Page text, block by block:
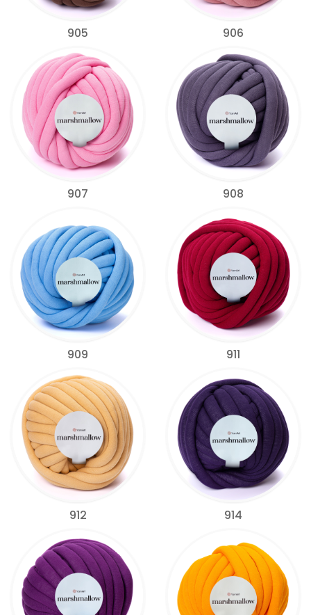
905 906
907 908
909 911
912 914